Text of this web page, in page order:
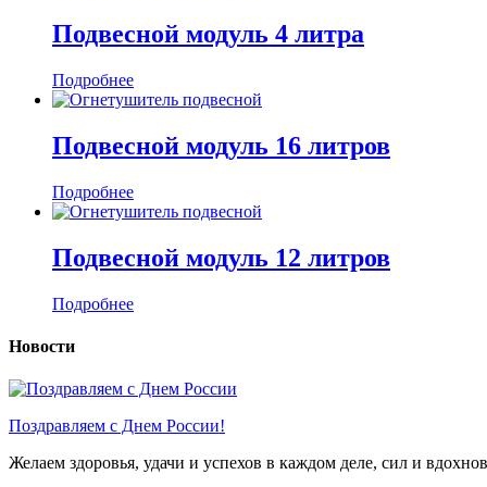
Подвесной модуль 4 литра
Подробнее
Подвесной модуль 16 литров
Подробнее
Подвесной модуль 12 литров
Подробнее
Новости
Поздравляем с Днем России!
Желаем здоровья, удачи и успехов в каждом деле, сил и